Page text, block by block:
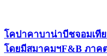
โคปาคาบาน่าบีชจอมเที
โดยมีสมาคมฯF&B ภาค